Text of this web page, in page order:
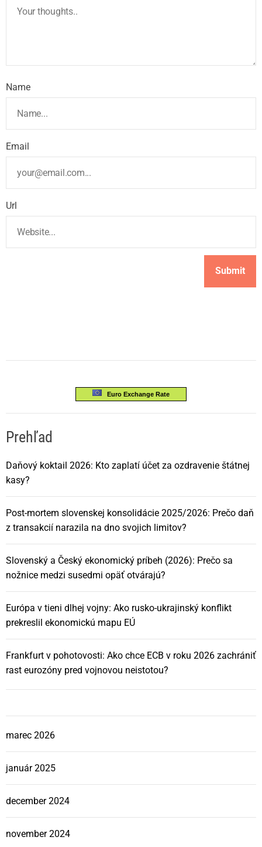
Name
Email
Url
Euro Exchange Rate
Prehľad
Daňový koktail 2026: Kto zaplatí účet za ozdravenie štátnej
kasy?
Post-mortem slovenskej konsolidácie 2025/2026: Prečo daň
z transakcií narazila na dno svojich limitov?
Slovenský a Český ekonomický príbeh (2026): Prečo sa
nožnice medzi susedmi opäť otvárajú?
Európa v tieni dlhej vojny: Ako rusko-ukrajinský konflikt
prekreslil ekonomickú mapu EÚ
Frankfurt v pohotovosti: Ako chce ECB v roku 2026 zachrániť
rast eurozóny pred vojnovou neistotou?
marec 2026
január 2025
december 2024
november 2024